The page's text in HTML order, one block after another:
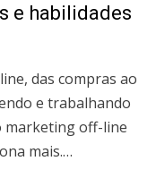
e habilidades
das compras ao
e trabalhando
marketing off-line
mais.…